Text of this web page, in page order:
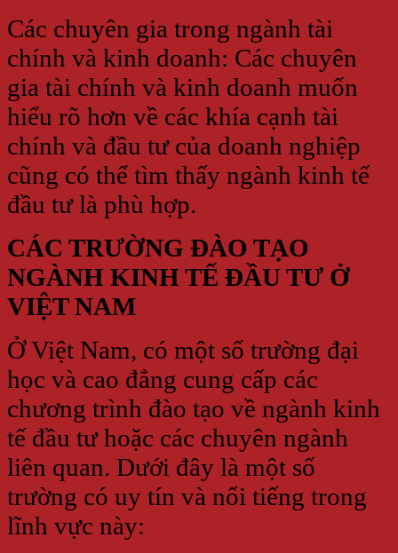
Các chuyên gia trong ngành tài
chính và kinh doanh: Các chuyên
gia tài chính và kinh doanh muốn
hiểu rõ hơn về các khía cạnh tài
chính và đầu tư của doanh nghiệp
cũng có thể tìm thấy ngành kinh tế
đầu tư là phù hợp.
CÁC TRƯỜNG ĐÀO TẠO
NGÀNH KINH TẾ ĐẦU TƯ Ở
VIỆT NAM
Ở Việt Nam, có một số trường đại
học và cao đẳng cung cấp các
chương trình đào tạo về ngành kinh
tế đầu tư hoặc các chuyên ngành
liên quan. Dưới đây là một số
trường có uy tín và nổi tiếng trong
lĩnh vực này: